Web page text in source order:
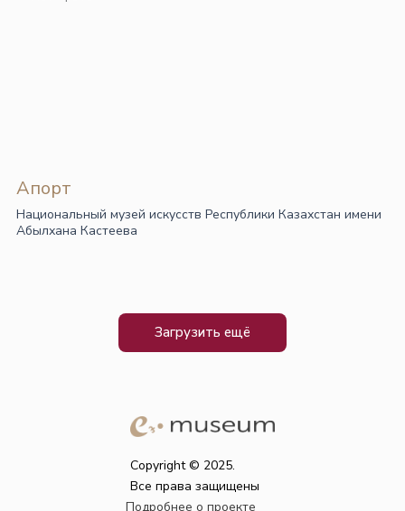
Апорт
Национальный музей искусств Республики Казахстан имени
Абылхана Кастеева
Загрузить ещё
Copyright © 2025.
Все права защищены
Подробнее о проекте